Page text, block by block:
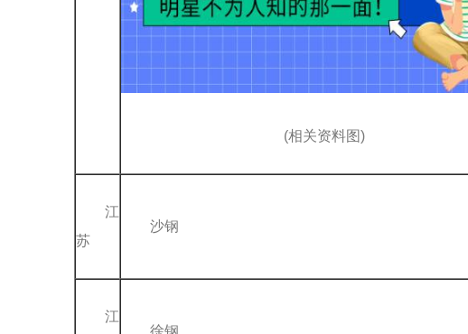
(相关资料图)
江
苏
沙钢
江
徐钢